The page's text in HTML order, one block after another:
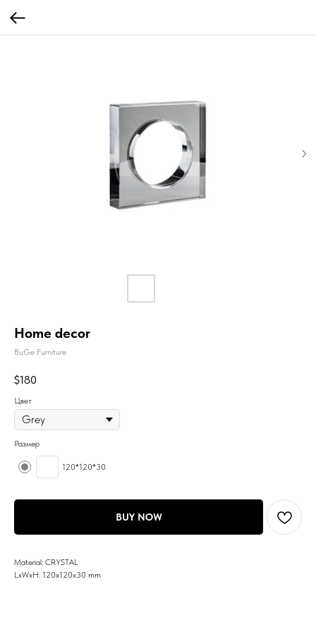
Home decor
BuGe Furniture
$180
Цвет
Размер
120*120*30
BUY NOW
Material: CRYSTAL
LxWxH: 120x120x30 mm